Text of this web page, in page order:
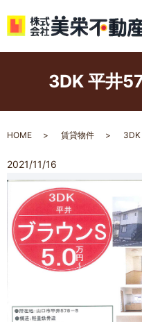
3DK 平井
HOME 賃貸物件
2021/11/16